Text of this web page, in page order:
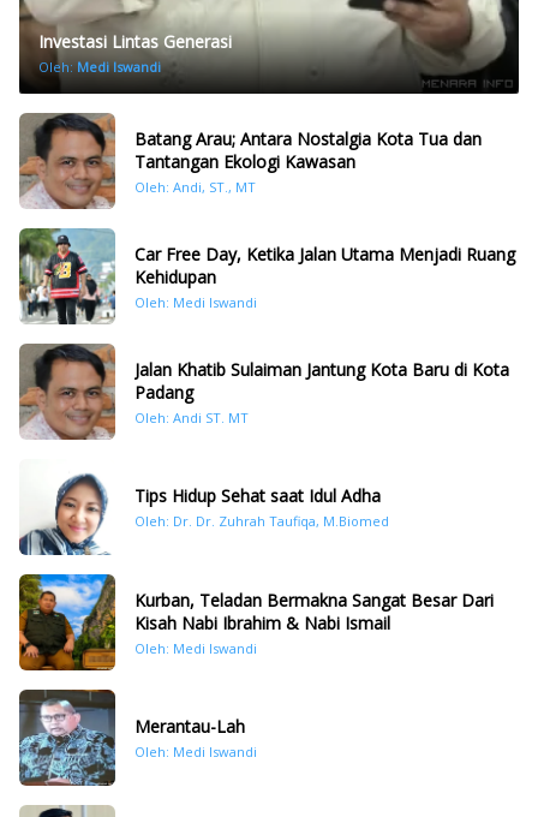
Investasi Lintas Generasi
Oleh: Medi Iswandi
Batang Arau; Antara Nostalgia Kota Tua dan
Tantangan Ekologi Kawasan
Oleh: Andi, ST., MT
Car Free Day, Ketika Jalan Utama Menjadi Ruang
Kehidupan
Oleh: Medi Iswandi
Jalan Khatib Sulaiman Jantung Kota Baru di Kota
Padang
Oleh: Andi ST. MT
Tips Hidup Sehat saat Idul Adha
Oleh: Dr. Dr. Zuhrah Taufiqa, M.Biomed
Kurban, Teladan Bermakna Sangat Besar Dari
Kisah Nabi Ibrahim & Nabi Ismail
Oleh: Medi Iswandi
Merantau-Lah
Oleh: Medi Iswandi